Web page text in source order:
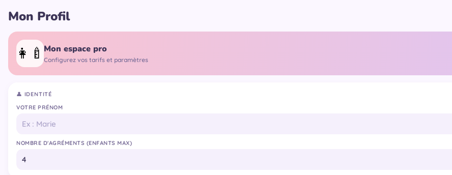
Mon Profil
👩‍🍼 Mon espace pro
Configurez vos tarifs et paramètres
👤 IDENTITÉ
VOTRE PRÉNOM
NOMBRE D'AGRÉMENTS (ENFANTS MAX)